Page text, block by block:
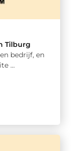
Tilburg
bedrijf, en
...